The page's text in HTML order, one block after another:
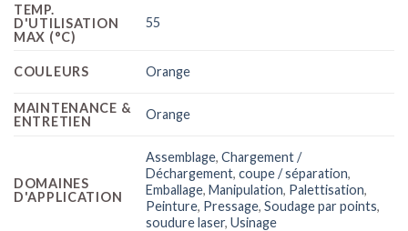
TEMP.
D'UTILISATION
MAX (°C)
55
COULEURS Orange
MAINTENANCE &
ENTRETIEN
Orange
DOMAINES
D'APPLICATION
Assemblage,Chargement /
Déchargement,coupe / séparation,
Emballage,Manipulation, Palettisation,
Peinture, Pressage,Soudage par points,
soudure laser,Usinage